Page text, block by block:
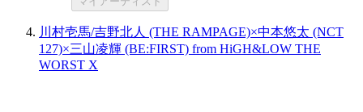
川村壱馬/吉野北人 (THE RAMPAGE)×中本悠太 (NCT
127)×三山凌輝 (BE:FIRST) from HiGH&LOW THE
WORST X